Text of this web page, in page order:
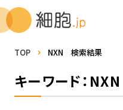
TOP NXN 検索結果
キーワード：NXN